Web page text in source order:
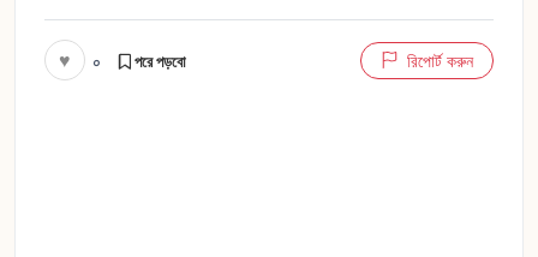
♥ ০ পরে পড়বো রিপোর্ট করুন